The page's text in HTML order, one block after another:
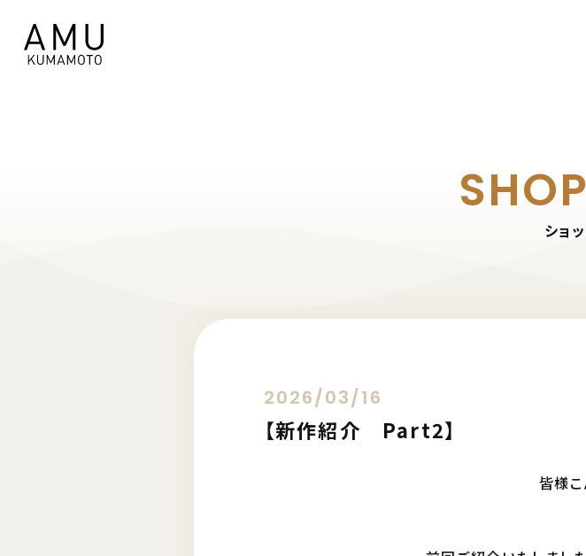
ショ
2026/03/16
【新作紹介 Part2】
皆様こ